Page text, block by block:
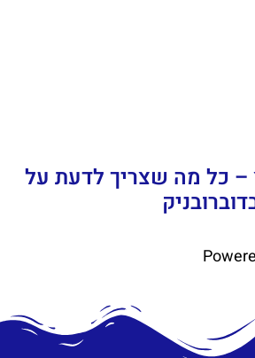
– כל מה שצריך לדעת על